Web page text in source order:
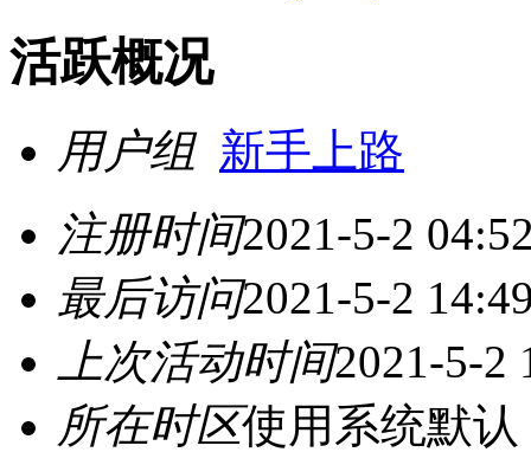
活跃概况
用户组 新手上路
注册时间2021-5-2
最后访问2021-5-2
上次活动时间2021-5-2
所在时区使用系统默认